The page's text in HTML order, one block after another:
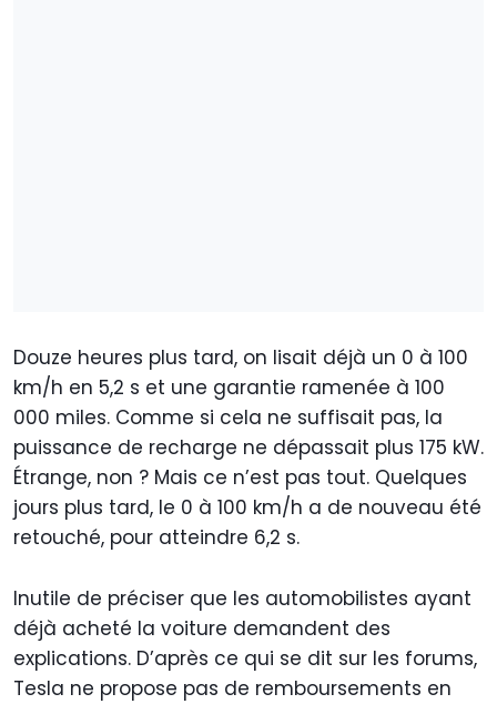
Douze heures plus tard, on lisait déjà un 0 à 100
km/h en 5,2 s et une garantie ramenée à 100
000 miles. Comme si cela ne suffisait pas, la
puissance de recharge ne dépassait plus 175 kW.
Étrange, non ? Mais ce n’est pas tout. Quelques
jours plus tard, le 0 à 100 km/h a de nouveau été
retouché, pour atteindre 6,2 s.
Inutile de préciser que les automobilistes ayant
déjà acheté la voiture demandent des
explications. D’après ce qui se dit sur les forums,
Tesla ne propose pas de remboursements en